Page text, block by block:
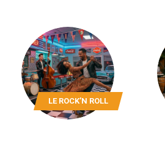
LE ROCK’N ROLL